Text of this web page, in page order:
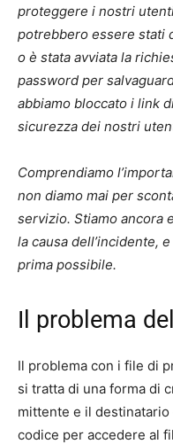
proteggere i nostri
potrebbero essere stati
o è stata avviata la
password per
abbiamo bloccato i link
sicurezza dei nostri
Comprendiamo
non diamo mai per
servizio. Stiamo ancora
la causa dell’incidente,
prima possibile.
Il problema
Il problema con i file di
si tratta di una forma di
mittente e il
codice per accedere al